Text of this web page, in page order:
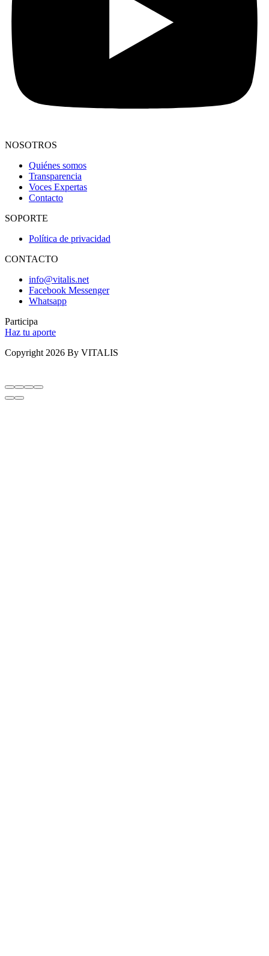
NOSOTROS
Quiénes somos
Transparencia
Voces Expertas
Contacto
SOPORTE
Política de privacidad
CONTACTO
info@vitalis.net
Facebook Messenger
Whatsapp
Participa
Haz tu aporte
Copyright 2026 By VITALIS